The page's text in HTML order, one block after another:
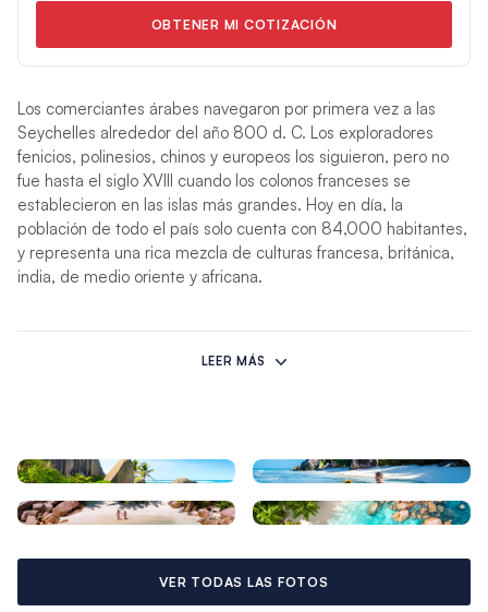
OBTENER MI COTIZACIÓN
Los comerciantes árabes navegaron por primera vez a las
Seychelles alrededor del año 800 d. C. Los exploradores
fenicios, polinesios, chinos y europeos los siguieron, pero no
fue hasta el siglo XVIII cuando los colonos franceses se
establecieron en las islas más grandes. Hoy en día, la
población de todo el país solo cuenta con 84,000 habitantes,
y representa una rica mezcla de culturas francesa, británica,
india, de medio oriente y africana.
La influencia francesa sigue siendo prominente. El creole se
habla comúnmente jun Mientras que los atolones coralinos
exuberante con bosques tropicales, donde viven especies de
aves que no se encuentran en ningún otro lugar de la Tierra.
Las tortugas gigantes habitan en algunas de las Seychelles,
LEER MÁS
VER TODAS LAS FOTOS